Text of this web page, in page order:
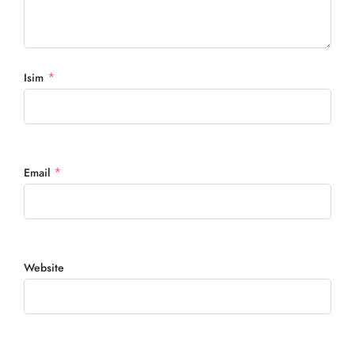
Isim *
Email *
Website